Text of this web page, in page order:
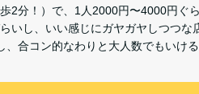
2分！）で、1人2000円〜4000円ぐ
いし、いい感じにガヤガヤしつつ
、合コン的なわりと大人数でもいけ